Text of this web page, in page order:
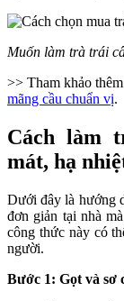
Muốn làm trà trái
>> Tham khảo
mãng cầu chuẩn vị.
Cách làm
mát, hạ
Dưới đây là hướng
đơn giản tại nhà
công thức này có
người.
Bước 1: Gọt và sơ